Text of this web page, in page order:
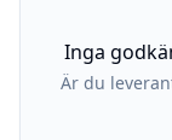
Inga
Är du